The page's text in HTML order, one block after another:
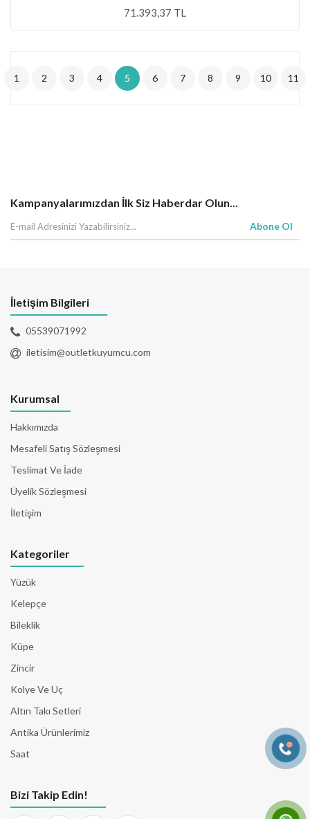
71.393,37 TL
1 2 3 4 5 6 7 8 9 10 11
Kampanyalarımızdan İlk Siz Haberdar Olun...
Abone Ol
İletişim Bilgileri
05539071992
iletisim@outletkuyumcu.com
Kurumsal
Hakkımızda
Mesafeli Satış Sözleşmesi
Teslimat Ve İade
Üyelik Sözleşmesi
İletişim
Kategoriler
Yüzük
Kelepçe
Bileklik
Küpe
Zincir
Kolye Ve Uç
Altın Takı Setleri
Antika Ürünlerimiz
Saat
Bizi Takip Edin!